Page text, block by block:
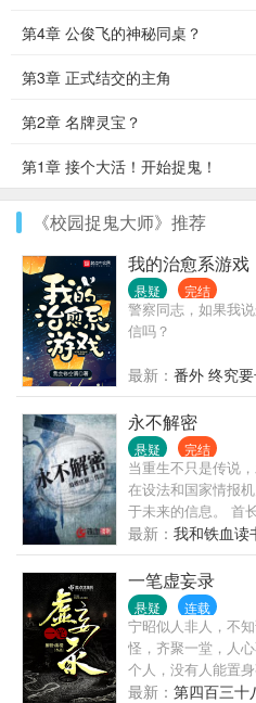
第4章 公俊飞的神秘同桌？
第3章 正式结交的主角
第2章 名牌灵宝？
第1章 接个大活！开始捉鬼！
《校园捉鬼大师》推荐
我的治愈系游戏
悬疑 完结
警察同志，如果我
信吗？
最新： 番外 终究
永不解密
悬疑 完结
当重生不只是传说
在设法和国家情报
于未来的信息。 首
工密令：找到他，
暗战就此展开。 读
人风卷红旗
最新： 我和铁血读
一笔虚妄录
悬疑 连载
宁昭似人非人，不
怪，齐聚一堂，人
个人，没有人能
经捕灵师》上线，
最新： 第四百三十